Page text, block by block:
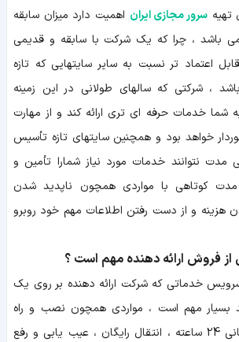
تهیه سرور مجازی ایران اهمیت دارد میزان سابقه
می باشد ، چرا که یک شرکت با سابقه و قدیمی
قابل اعتماد تر نسبت به سایر سایتهایی که تازه
، شرکتی که سالهای طولانی در این زمینه
شما خدمات حرفه ای تری ارائه کند و از مهارت
خواهد بود و همچنین سایتهای تازه تأسیس
نتوانند خدمات مورد نیاز شمارا تأمین و
مدت کوتاهی با مواردی همچون ناپدید شدن
و از دست رفتن اطلاعات مهم خود روبرو
فروش ارائه دهنده مهم است ؟
خدماتی که شرکت ارائه دهنده بر روی یک
بسیار مهم است ، مواردی همچون نصب و راه
اندازی رایگان ، پشتیبانی 24 ساعته ، انتقال رایگان ، عیب یابی و رفع